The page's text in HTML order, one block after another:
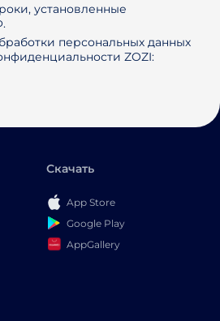
установленные
персональных данных
ZOZI:
Скачать
App Store
Google Play
AppGallery